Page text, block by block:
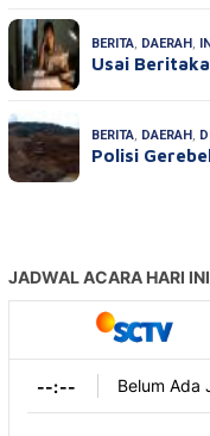
BERITA, DAERAH ,
Usai
BERITA, DAERAH ,
Polisi